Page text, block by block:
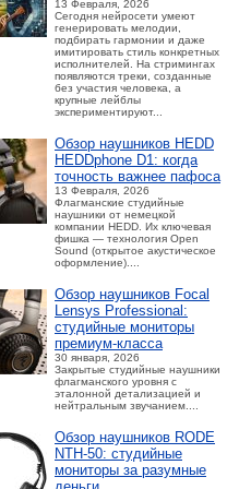
13 Февраля, 2026
Сегодня нейросети умеют
генерировать мелодии,
подбирать гармонии и даже
имитировать стиль конкретных
исполнителей. На стримингах
появляются треки, созданные
без участия человека, а
крупные лейблы
экспериментируют...
Обзор наушников HEDD
HEDDphone D1: когда
точность важнее пафоса
13 Февраля, 2026
Флагманские студийные
наушники от немецкой
компании HEDD. Их ключевая
фишка — технология Open
Sound (открытое акустическое
оформление)....
Обзор наушников Focal
Lensys Professional:
студийные мониторы
премиум‑класса
30 января, 2026
Закрытые студийные наушники
флагманского уровня с
эталонной детализацией и
нейтральным звучанием....
Обзор наушников RODE
NTH-50: студийные
мониторы за разумные